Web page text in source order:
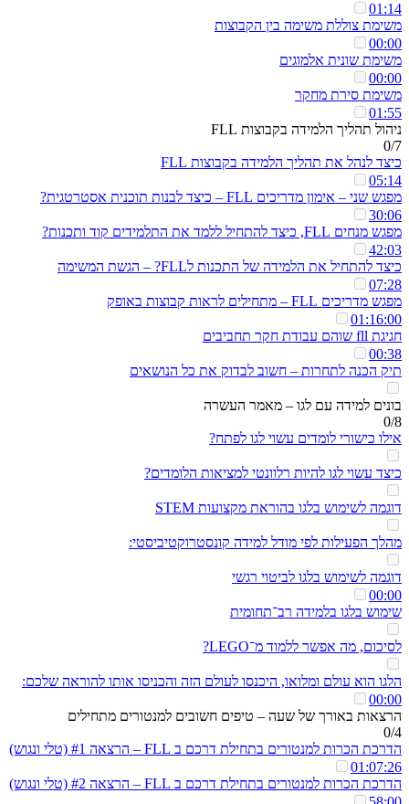
01:14
משימת צוללת משימה בין הקבוצות
00:00
משימת שונית אלמוגים
00:00
משימת סירת מחקר
01:55
ניהול תהליך הלמידה בקבוצות FLL
0/7
כיצד לנהל את תהליך הלמידה בקבוצות FLL
05:14
מפגש שני – אימון מדריכים FLL – כיצד לבנות תוכנית אסטרטגית?
30:06
מפגש מנחים FLL, כיצד להתחיל ללמד את התלמידים קוד ותכנות?
42:03
כיצד להתחיל את הלמידה של התכנות לFLL? – הגשת המשימה
07:28
מפגש מדריכים FLL – מתחילים לראות קבוצות באופק
01:16:00
חגיגת fll שוהם עבודת חקר תחביבים
00:38
תיק הכנה לתחרות – חשוב לבדוק את כל הנושאים
בונים למידה עם לגו – מאמר העשרה
0/8
אילו כישורי לומדים עשוי לגו לפתח?
כיצד עשוי לגו להיות רלוונטי למציאות הלומדים?
דוגמה לשימוש בלגו בהוראת מקצועות STEM
מהלך הפעילות לפי מודל למידה קונסטרוקטיביסטי:
דוגמה לשימוש בלגו לביטוי רגשי
00:00
שימוש בלגו בלמידה רב־תחומית
לסיכום, מה אפשר ללמוד מ־LEGO?
הלגו הוא עולם ומלואו, היכנסו לעולם הזה והכניסו אותו להוראה שלכם:
00:00
הרצאות באורך של שעה – טיפים חשובים למנטורים מתחילים
0/4
הדרכת הכרות למנטורים בתחילת דרכם ב FLL – הרצאה #1 (טלי ונגוש)
01:07:26
הדרכת הכרות למנטורים בתחילת דרכם ב FLL – הרצאה #2 (טלי ונגוש)